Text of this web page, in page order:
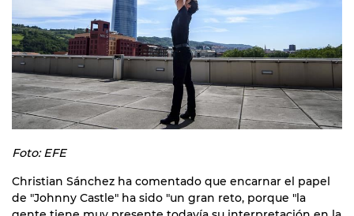
Foto: EFE
Christian Sánchez ha comentado que encarnar el papel
de "Johnny Castle" ha sido "un gran reto, porque "la